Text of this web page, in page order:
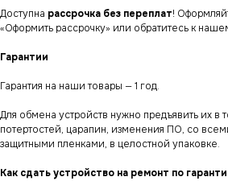
Доступна рассрочка без переплат!
«Оформить рассрочку» или обратитесь к
Гарантии
Гарантия на наши товары — 1 год.
Для обмена устройств нужно предъявить их в
потертостей, царапин, изменения ПО, со
защитными пленками, в целостной упаковке.
Как сдать устройство на ремонт по